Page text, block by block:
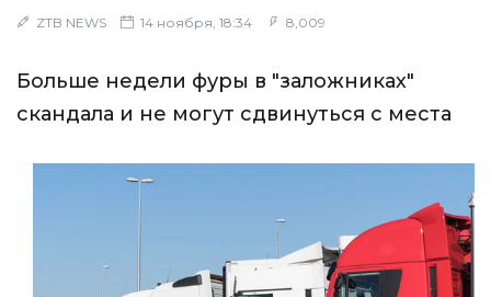
ZTB NEWS 14 ноября, 18:34 8,009
Больше недели фуры в "заложниках"
скандала и не могут сдвинуться с места